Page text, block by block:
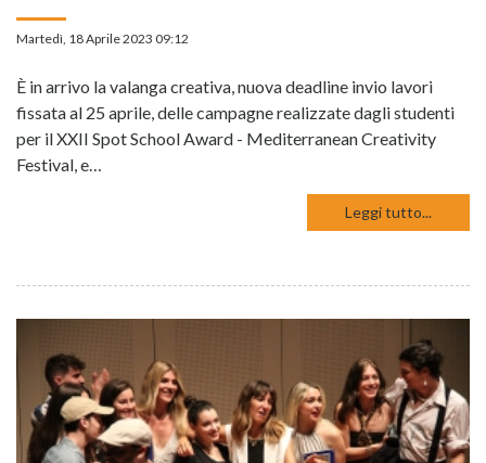
Martedì, 18 Aprile 2023 09:12
È in arrivo la valanga creativa, nuova deadline invio lavori
fissata al 25 aprile, delle campagne realizzate dagli studenti
per il XXII Spot School Award - Mediterranean Creativity
Festival, e…
Leggi tutto...